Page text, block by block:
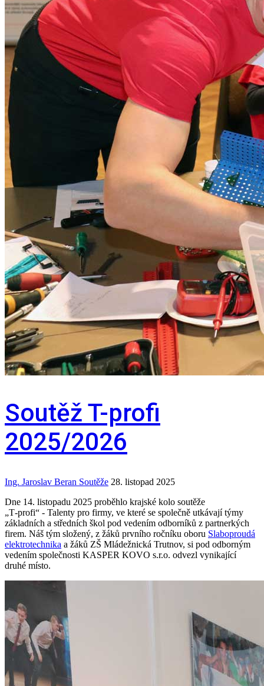
Soutěž T-profi
2025/2026
Ing. Jaroslav Beran Soutěže 28. listopad 2025
Dne 14. listopadu 2025 proběhlo krajské kolo soutěže
„T‑profi“ ‑ Talenty pro firmy, ve které se společně utkávají týmy
základních a středních škol pod vedením odborníků z partnerkých
firem. Náš tým složený, z žáků prvního ročníku oboru Slaboproudá
elektrotechnika a žáků ZŠ Mládežnická Trutnov, si pod odborným
vedením společnosti KASPER KOVO s.r.o. odvezl vynikající
druhé místo.